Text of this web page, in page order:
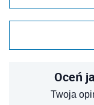
Oceń
Twoja